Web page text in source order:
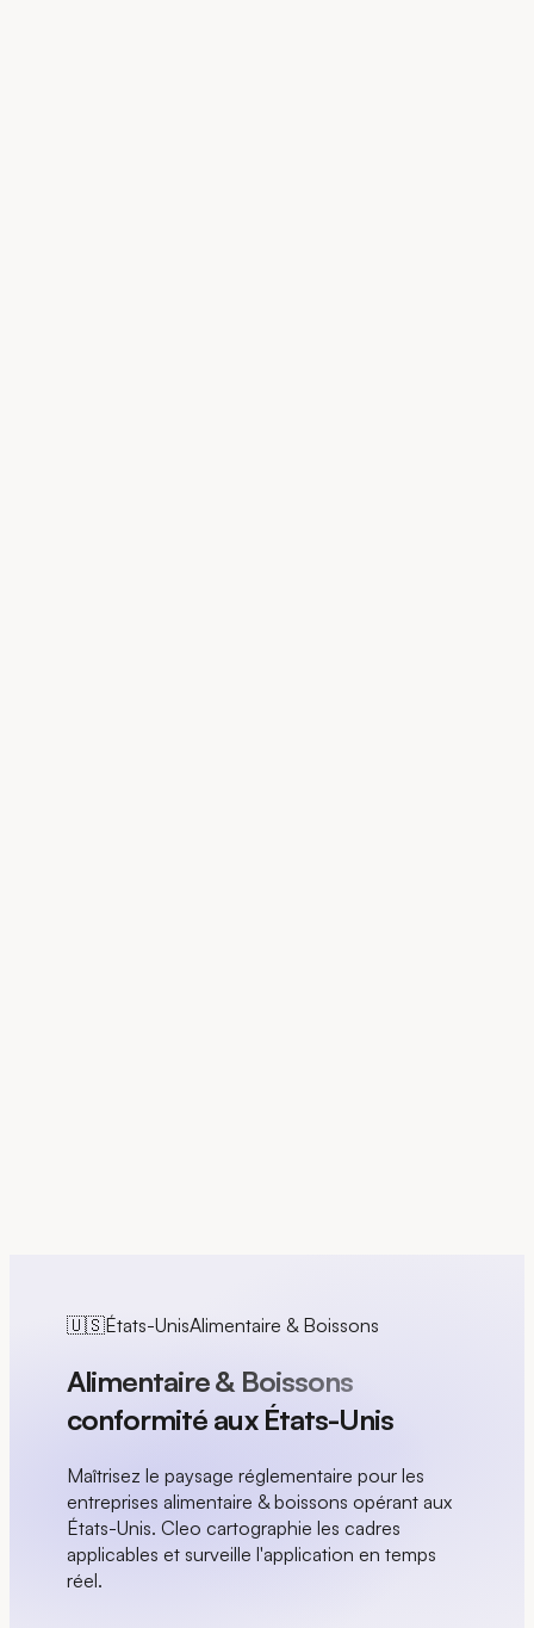
🇺🇸États-UnisAlimentaire & Boissons
Alimentaire & Boissons
conformité aux États-Unis
Maîtrisez le paysage réglementaire pour les
entreprises alimentaire & boissons opérant aux
États-Unis. Cleo cartographie les cadres
applicables et surveille l'application en temps
réel.